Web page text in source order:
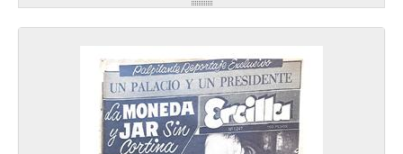
01351 - Revista Ercilla. Año XXVII, N° 1351
01357 - Revista Ercilla. Año XXVII, N° 1357
01359 - Revista Ercilla. Año XXVII, N° 1359
01360 - Revista Ercilla. Año XXVI, N° 1360
01363 - Revista Ercilla. Año XXVII, N° 1363